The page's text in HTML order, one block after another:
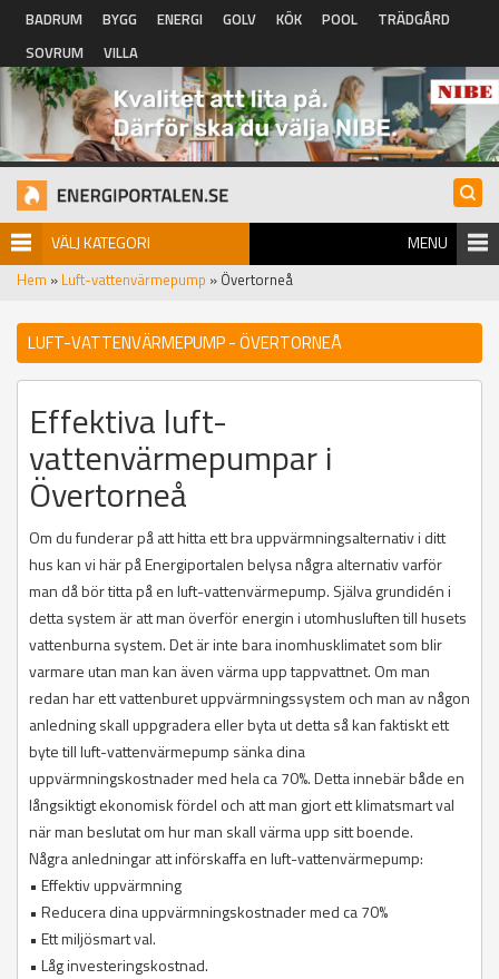
Hoppa till huvudinnehåll
BADRUM BYGG ENERGI GOLV KÖK POOL
TRÄDGÅRD
SOVRUM
VILLA
VÄLJ KATEGORI MENU
Hem » Luft-vattenvärmepump » Övertorneå
LUFT-VATTENVÄRMEPUMP - ÖVERTORNEÅ
Effektiva luft-
vattenvärmepumpar i
Övertorneå
Om du funderar på att hitta ett bra uppvärmningsalternativ i ditt
hus kan vi här på Energiportalen belysa några alternativ varför
man då bör titta på en luft-vattenvärmepump. Själva grundidén i
detta system är att man överför energin i utomhusluften till husets
vattenburna system. Det är inte bara inomhusklimatet som blir
varmare utan man kan även värma upp tappvattnet. Om man
redan har ett vattenburet uppvärmningssystem och man av någon
anledning skall uppgradera eller byta ut detta så kan faktiskt ett
byte till luft-vattenvärmepump sänka dina
uppvärmningskostnader med hela ca 70%. Detta innebär både en
långsiktigt ekonomisk fördel och att man gjort ett klimatsmart val
när man beslutat om hur man skall värma upp sitt boende.
Några anledningar att införskaffa en luft-vattenvärmepump:
• Effektiv uppvärmning
• Reducera dina uppvärmningskostnader med ca 70%
• Ett miljösmart val.
• Låg investeringskostnad.